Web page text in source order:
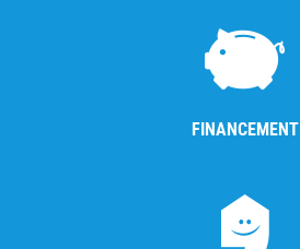
FINANCEMENT